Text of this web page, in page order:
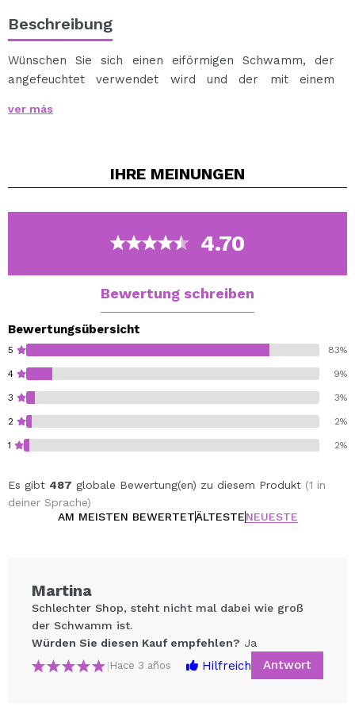
Beschreibung
Wünschen Sie sich einen eiförmigen Schwamm, der
angefeuchtet verwendet wird und der mit einem
Make-up-Unterlage sorgt?
Vergessen Sie nicht, es nach Gebrauch mit Wasser und
trocknen zu lassen;)
ver más
IHRE MEINUNGEN
4.70
Bewertung schreiben
Bewertungsübersicht
5 83%
4 9%
3 3%
2 2%
1 2%
Es gibt 487 globale Bewertung(en) zu diesem Produkt (1 in
deiner Sprache)
AM MEISTEN BEWERTETÄLTESTENEUESTE
Martina
Schlechter Shop, steht nicht mal dabei wie groß
der Schwamm ist.
Würden Sie diesen Kauf empfehlen? Ja
| Hace 3 años Hilfreich Antwort